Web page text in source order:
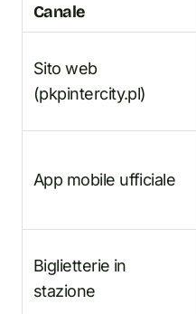
Canale
Sito web
(pkpintercity.pl)
App mobile ufficiale
Biglietterie in
stazione